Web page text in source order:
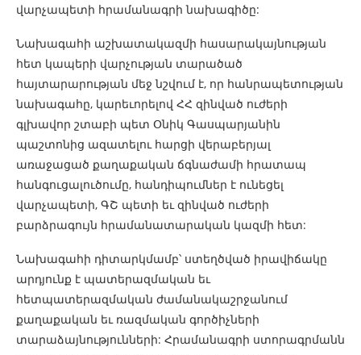
վարչապետի հրամանագրի նախագիծը:
Նախագահի աշխատակազմի հասարակայնության
հետ կապերի վարչության տարածած
հայտարարության մեջ նշվում է, որ հանրապետության
նախագահը, կարեւորելով ՀՀ զինված ուժերի
գլխավոր շտաբի պետ Օնիկ Գասպարյանին
պաշտոնից ազատելու հարցի վերաբերյալ
առաջացած քաղաքական ճգնաժամի հրատապ
հանգուցալուծումը, հանդիպումներ է ունեցել
վարչապետի, ԳՇ պետի եւ զինված ուժերի
բարձրագույն հրամանատարական կազմի հետ:
Նախագահի դիտարկմամբ՝ ստեղծված իրավիճակը
արդյունք է պատերազմական եւ
հետպատերազմական ժամանակաշրջանում
քաղաքական եւ ռազմական գործիչների
տարաձայնությունների: Հրամանագրի ստորագրմանն